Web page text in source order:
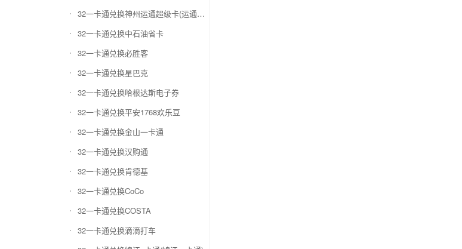
32一卡通兑换神州运通超级卡(运通网购卡)
32一卡通兑换中石油省卡
32一卡通兑换必胜客
32一卡通兑换星巴克
32一卡通兑换哈根达斯电子券
32一卡通兑换平安1768欢乐豆
32一卡通兑换金山一卡通
32一卡通兑换汉购通
32一卡通兑换肯德基
32一卡通兑换CoCo
32一卡通兑换COSTA
32一卡通兑换滴滴打车